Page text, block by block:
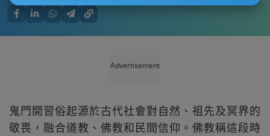
Advertisement
鬼門開習俗起源於古代社會對自然、祖先及冥界的
敬畏，融合道教、佛教和民間信仰。佛教稱這段時